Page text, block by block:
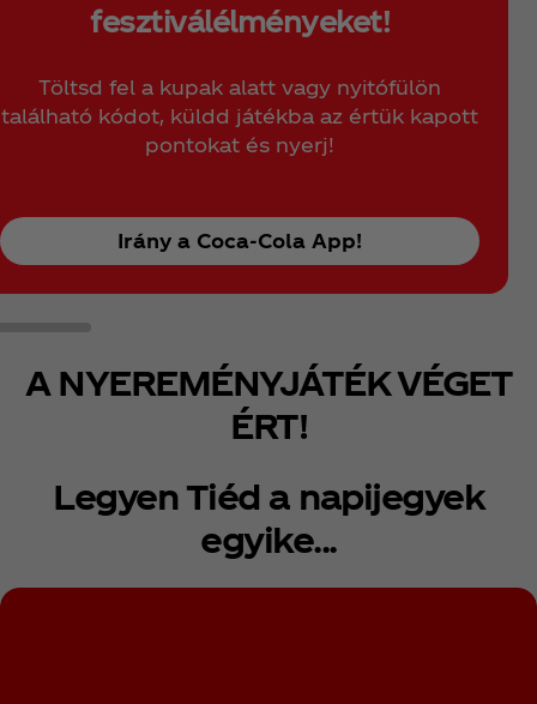
fesztiválélményeket!
Töltsd fel a kupak alatt vagy nyitófülön
található kódot, küldd játékba az értük kapott
pontokat és nyerj!
Irány a Coca‑Cola App!
A NYEREMÉNYJÁTÉK VÉGET
ÉRT!
Legyen Tiéd a napijegyek
egyike...